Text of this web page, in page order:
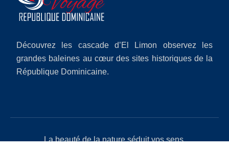
Découvrez les cascade d’El Limon observez les
grandes baleines au cœur des sites historiques de la
République Dominicaine.
La beauté de la nature séduit vos sens.